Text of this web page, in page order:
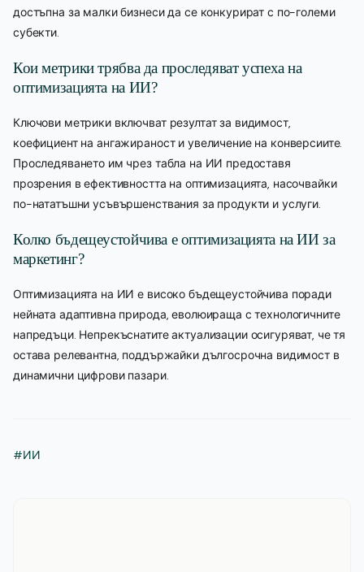
достъпна за малки бизнеси да се конкурират с по-големи
субекти.
Кои метрики трябва да проследяват успеха на
оптимизацията на ИИ?
Ключови метрики включват резултат за видимост,
коефициент на ангажираност и увеличение на конверсиите.
Проследяването им чрез табла на ИИ предоставя
прозрения в ефективността на оптимизацията, насочвайки
по-нататъшни усъвършенствания за продукти и услуги.
Колко бъдещеустойчива е оптимизацията на ИИ за
маркетинг?
Оптимизацията на ИИ е високо бъдещеустойчива поради
нейната адаптивна природа, еволюираща с технологичните
напредъци. Непрекъснатите актуализации осигуряват, че тя
остава релевантна, поддържайки дългосрочна видимост в
динамични цифрови пазари.
#ИИ